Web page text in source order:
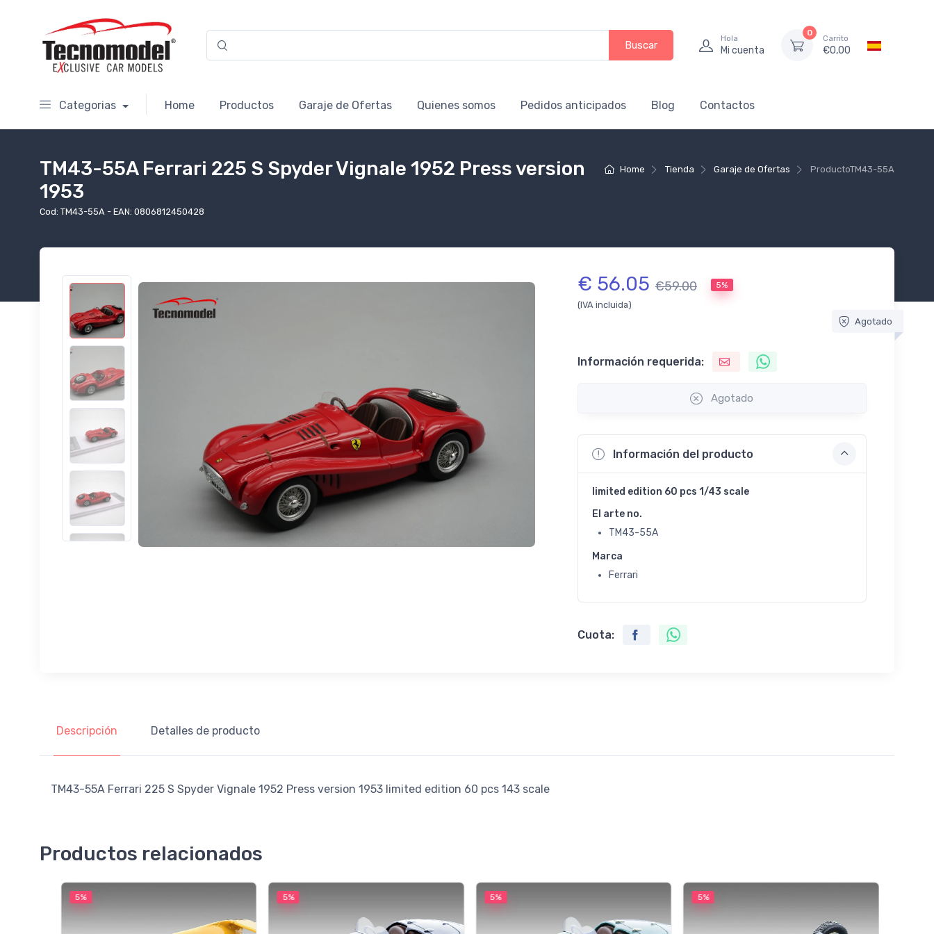
Buscar
Hola
Mi cuenta
0
Carrito
€0,00
Categorias Home Productos Garaje de Ofertas Quienes somos Pedidos anticipados Blog Contactos
Home Tienda Garaje de Ofertas ProductoTM43-55A
TM43-55A Ferrari 225 S Spyder Vignale 1952 Press version
1953
Cod: TM43-55A - EAN: 0806812450428
€ 56.05 €59.00 5%
(IVA incluida)
Agotado
Información requerida:
Agotado
Información del producto
limited edition 60 pcs 1/43 scale
El arte no.
TM43-55A
Marca
Ferrari
Cuota:
Descripción Detalles de producto
TM43-55A Ferrari 225 S Spyder Vignale 1952 Press version 1953 limited edition 60 pcs 143 scale
Productos relacionados
5% 5% 5% 5%